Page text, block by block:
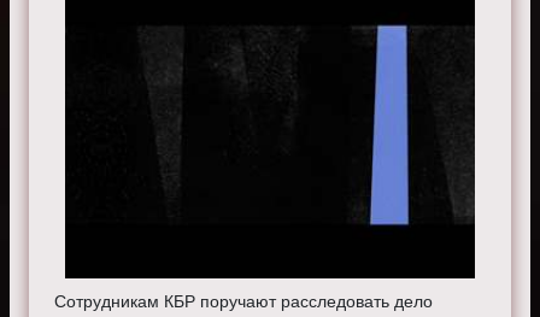
Сотрудникам КБР поручают расследовать дело